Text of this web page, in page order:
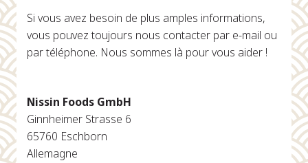
Si vous avez besoin de plus amples informations,
vous pouvez toujours nous contacter par e-mail ou
par téléphone. Nous sommes là pour vous aider !
Nissin Foods GmbH
Ginnheimer Strasse 6
65760 Eschborn
Allemagne